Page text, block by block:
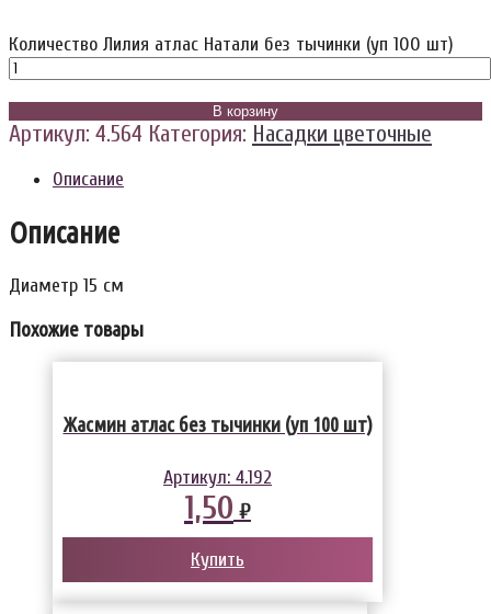
Количество Лилия атлас Натали без тычинки (уп 100 шт)
В корзину
Артикул: 4.564 Категория: Насадки цветочные
Описание
Описание
Диаметр 15 см
Похожие товары
Жасмин атлас без тычинки (уп 100 шт)
Артикул: 4.192
1,50 ₽
Купить